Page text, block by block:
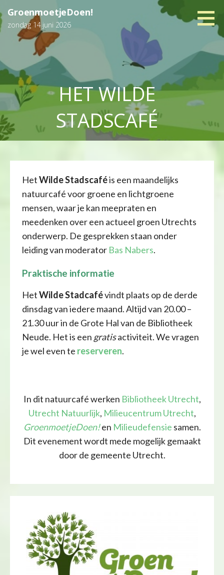
naar
de
inhoud
GroenmoetjeDoen!
zondag 14 juni 2026
HET WILDE
STADSCAFÉ
HetWilde Stadscaféis een maandelijks
natuurcafé voor groene en lichtgroene
mensen, waar je kan meepraten en
meedenken over een actueel groen Utrechts
onderwerp. De gesprekken staan onder
leiding van moderator Bas Nabers.
Praktische informatie
HetWilde Stadcafévindt plaats op de derde
dinsdag van iedere maand. Altijd van 20.00 –
21.30 uur in de Grote Hal van de Bibliotheek
Neude. Het is een gratisactiviteit. We vragen
je wel even te reserveren.
In dit natuurcafé werken Bibliotheek Utrecht,
Utrecht Natuurlijk, Milieucentrum Utrecht,
GroenmoetjeDoen!en Milieudefensie samen.
Dit evenement wordt mede mogelijk gemaakt
door de gemeente Utrecht.